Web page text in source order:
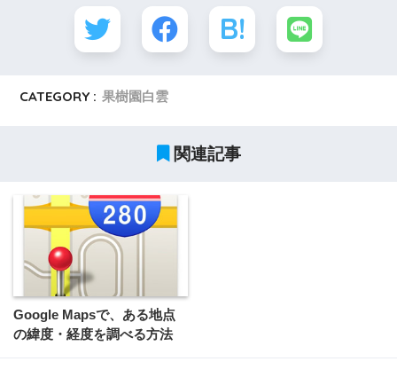
CATEGORY : 果樹園白雲
関連記事
Google Mapsで、ある地点
の緯度・経度を調べる方法